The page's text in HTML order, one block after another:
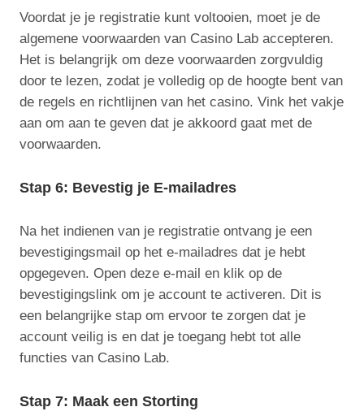
Voordat je je registratie kunt voltooien, moet je de
algemene voorwaarden van Casino Lab accepteren.
Het is belangrijk om deze voorwaarden zorgvuldig
door te lezen, zodat je volledig op de hoogte bent van
de regels en richtlijnen van het casino. Vink het vakje
aan om aan te geven dat je akkoord gaat met de
voorwaarden.
Stap 6: Bevestig je E-mailadres
Na het indienen van je registratie ontvang je een
bevestigingsmail op het e-mailadres dat je hebt
opgegeven. Open deze e-mail en klik op de
bevestigingslink om je account te activeren. Dit is
een belangrijke stap om ervoor te zorgen dat je
account veilig is en dat je toegang hebt tot alle
functies van Casino Lab.
Stap 7: Maak een Storting